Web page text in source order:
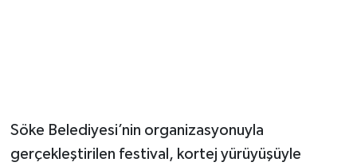
Söke Belediyesi’nin organizasyonuyla
gerçekleştirilen festival, kortej yürüyüşüyle